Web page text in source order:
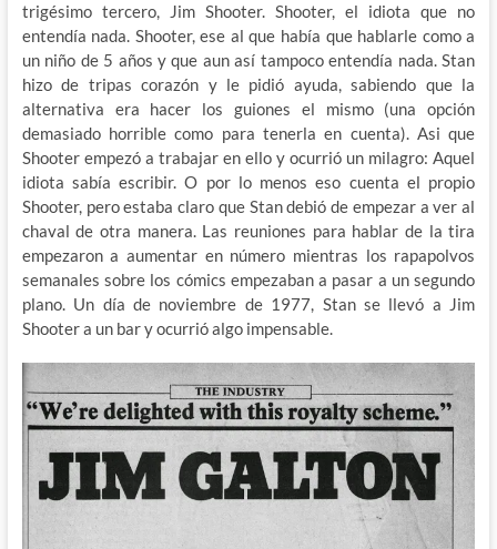
trigésimo tercero, Jim Shooter. Shooter, el idiota que no
entendía nada. Shooter, ese al que había que hablarle como a
un niño de 5 años y que aun así tampoco entendía nada. Stan
hizo de tripas corazón y le pidió ayuda, sabiendo que la
alternativa era hacer los guiones el mismo (una opción
demasiado horrible como para tenerla en cuenta). Asi que
Shooter empezó a trabajar en ello y ocurrió un milagro: Aquel
idiota sabía escribir. O por lo menos eso cuenta el propio
Shooter, pero estaba claro que Stan debió de empezar a ver al
chaval de otra manera. Las reuniones para hablar de la tira
empezaron a aumentar en número mientras los rapapolvos
semanales sobre los cómics empezaban a pasar a un segundo
plano. Un día de noviembre de 1977, Stan se llevó a Jim
Shooter a un bar y ocurrió algo impensable.